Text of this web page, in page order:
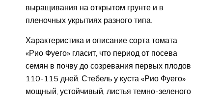
выращивания на открытом грунте и в
пленочных укрытиях разного типа.
Характеристика и описание сорта томата
«Рио Фуего» гласит, что период от посева
семян в почву до созревания первых плодов
110-115 дней. Стебель у куста «Рио Фуего»
мощный, устойчивый, листья темно-зеленого